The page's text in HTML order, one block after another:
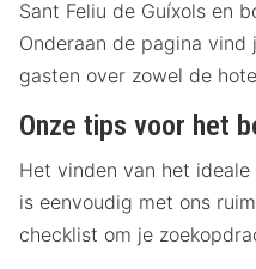
Sant Feliu de Guíxols en
Onderaan de pagina vind
gasten over zowel de
Onze tips voor het
Het vinden van het
is eenvoudig met ons
checklist om je